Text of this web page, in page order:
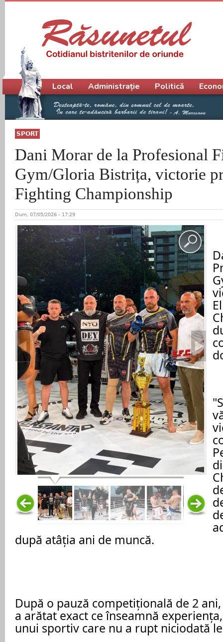
SPORT
Dani Morar de la Profesional
Gym/Gloria Bistrița, victorie
Fighting Championship
Dum, 07/05/2026 - 17:29
"
după atâția ani de muncă.
După o pauză competițională de 2
a arătat exact ce înseamnă
unui sportiv care nu a rupt niciodată
Meniu principal
Local Administrație Politică